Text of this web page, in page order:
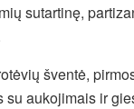
sutartinę,
šventė,
su aukojimais ir